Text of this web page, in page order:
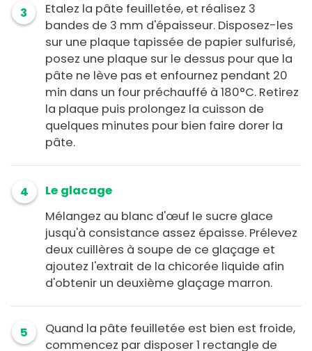
3
Etalez la pâte feuilletée, et réalisez 3
bandes de 3 mm d'épaisseur. Disposez-les
sur une plaque tapissée de papier sulfurisé,
posez une plaque sur le dessus pour que la
pâte ne lève pas et enfournez pendant 20
min dans un four préchauffé à 180°C. Retirez
la plaque puis prolongez la cuisson de
quelques minutes pour bien faire dorer la
pâte.
4
Le glacage
Mélangez au blanc d'œuf le sucre glace
jusqu'à consistance assez épaisse. Prélevez
deux cuillères à soupe de ce glaçage et
ajoutez l'extrait de la chicorée liquide afin
d'obtenir un deuxième glaçage marron.
5
Quand la pâte feuilletée est bien est froide,
commencez par disposer 1 rectangle de